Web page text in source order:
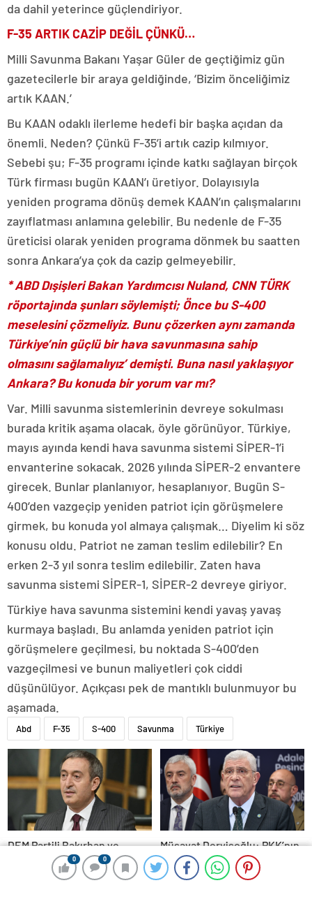
0 0
0 0
da dahil yeterince güçlendiriyor.
F-35 ARTIK CAZİP DEĞİL ÇÜNKÜ…
Milli Savunma Bakanı Yaşar Güler de geçtiğimiz gün
gazetecilerle bir araya geldiğinde, ‘Bizim önceliğimiz
artık KAAN.’
Bu KAAN odaklı ilerleme hedefi bir başka açıdan da
önemli. Neden? Çünkü F-35’i artık cazip kılmıyor.
Sebebi şu; F-35 programı içinde katkı sağlayan birçok
Türk firması bugün KAAN’ı üretiyor. Dolayısıyla
yeniden programa dönüş demek KAAN’ın çalışmalarını
zayıflatması anlamına gelebilir. Bu nedenle de F-35
üreticisi olarak yeniden programa dönmek bu saatten
sonra Ankara’ya çok da cazip gelmeyebilir.
* ABD Dışişleri Bakan Yardımcısı Nuland, CNN TÜRK
röportajında şunları söylemişti; Önce bu S-400
meselesini çözmeliyiz. Bunu çözerken aynı zamanda
Türkiye’nin güçlü bir hava savunmasına sahip
olmasını sağlamalıyız’ demişti. Buna nasıl yaklaşıyor
Ankara? Bu konuda bir yorum var mı?
Var. Milli savunma sistemlerinin devreye sokulması
burada kritik aşama olacak, öyle görünüyor. Türkiye,
mayıs ayında kendi hava savunma sistemi SİPER-1’i
envanterine sokacak. 2026 yılında SİPER-2 envantere
girecek. Bunlar planlanıyor, hesaplanıyor. Bugün S-
400’den vazgeçip yeniden patriot için görüşmelere
girmek, bu konuda yol almaya çalışmak… Diyelim ki söz
konusu oldu. Patriot ne zaman teslim edilebilir? En
erken 2-3 yıl sonra teslim edilebilir. Zaten hava
savunma sistemi SİPER-1, SİPER-2 devreye giriyor.
Türkiye hava savunma sistemini kendi yavaş yavaş
kurmaya başladı. Bu anlamda yeniden patriot için
görüşmelere geçilmesi, bu noktada S-400’den
vazgeçilmesi ve bunun maliyetleri çok ciddi
düşünülüyor. Açıkçası pek de mantıklı bulunmuyor bu
aşamada.
Abd F-35 S-400 Savunma Türkiye
DEM Partili Bakırhan ve
Buldan, tv100’e konuştu: PKK
ne zaman kendini feshedecek
Müsavat Dervişoğlu: PKK’nın
bildirgesi, bir ihanet
açıklamasıdır